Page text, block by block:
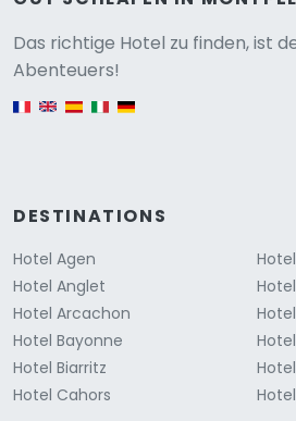
Das richtige Hotel zu finden, ist
Abenteuers!
DESTINATIONS
Hotel Agen
Hotel Anglet
Hotel Arcachon
Hotel Bayonne
Hotel Biarritz
Hotel Cahors